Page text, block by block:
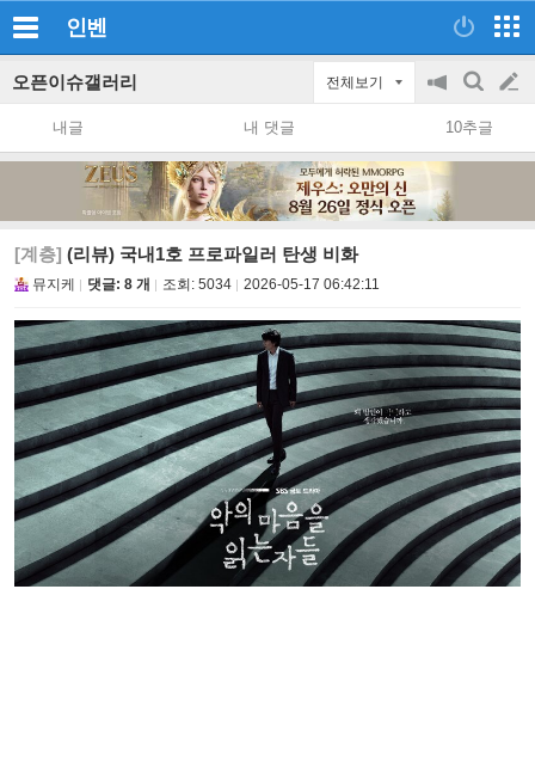
인벤
오픈이슈갤러리 전체보기
공
지
on/off
검
색
글
쓰
내글 내 댓글 10추글
[계층] (리뷰) 국내1호 프로파일러 탄생 비화
뮤지케 댓글: 8 개 조회: 5034 2026-05-17 06:42:11